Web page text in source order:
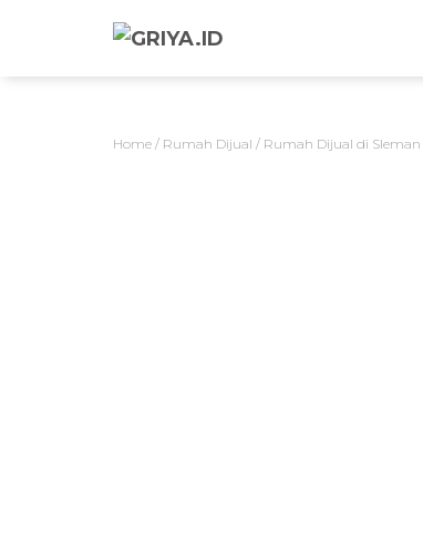
Home / Rumah Dijual / Rumah Dijual di Sleman